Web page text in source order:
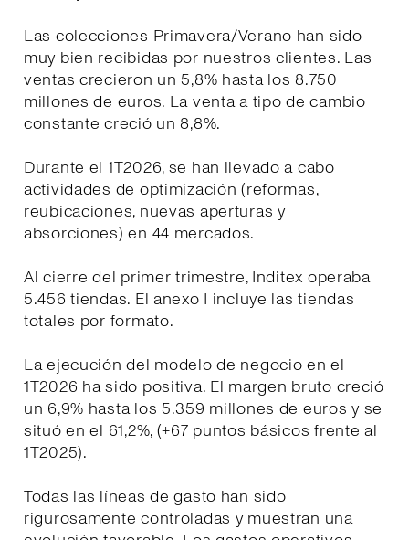
Las colecciones Primavera/Verano han sido
muy bien recibidas por nuestros clientes. Las
ventas crecieron un 5,8% hasta los 8.750
millones de euros. La venta a tipo de cambio
constante creció un 8,8%.
Durante el 1T2026, se han llevado a cabo
actividades de optimización (reformas,
reubicaciones, nuevas aperturas y
absorciones) en 44 mercados.
Al cierre del primer trimestre, Inditex operaba
5.456 tiendas. El anexo I incluye las tiendas
totales por formato.
La ejecución del modelo de negocio en el
1T2026 ha sido positiva. El margen bruto creció
un 6,9% hasta los 5.359 millones de euros y se
situó en el 61,2%, (+67 puntos básicos frente al
1T2025).
Todas las líneas de gasto han sido
rigurosamente controladas y muestran una